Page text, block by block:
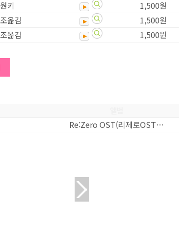
원키
1,500원
조옮김
1,500원
조옮김 1,500원
Re:Zero OST(리제로OST…